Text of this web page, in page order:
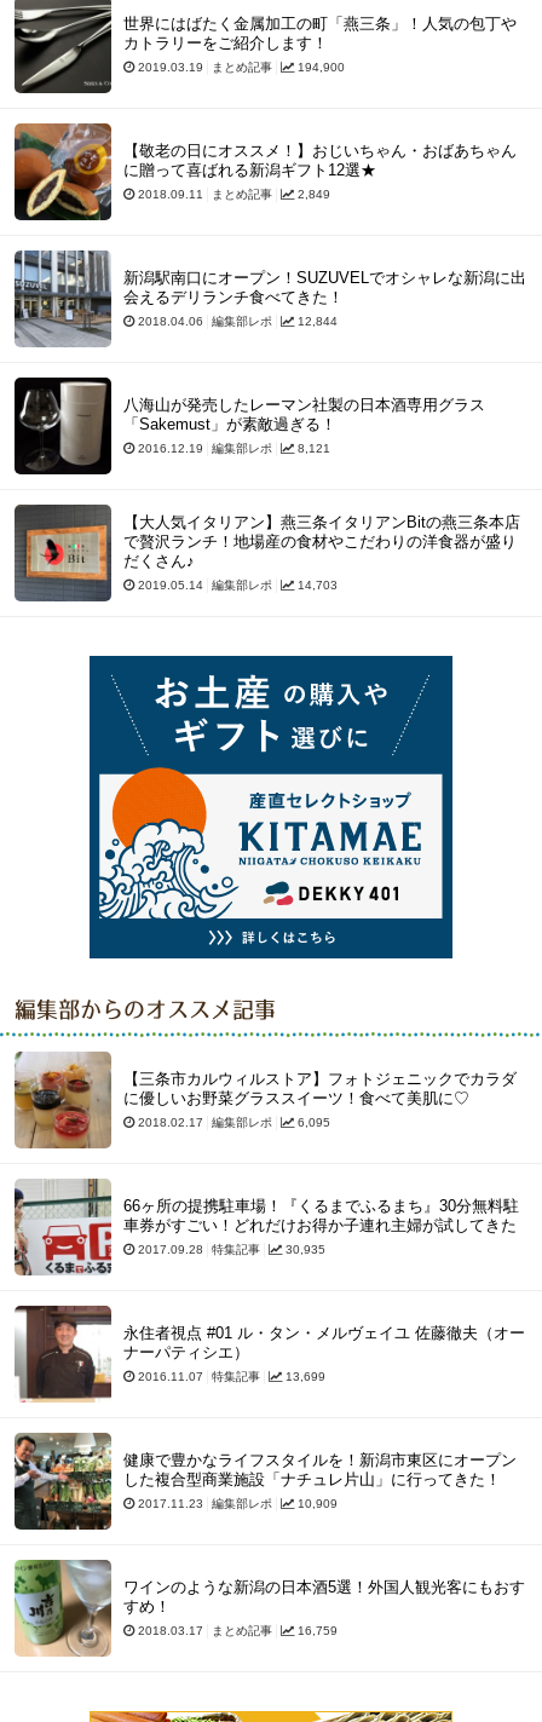
世界にはばたく金属加工の町「燕三条」！人気の包丁や
カトラリーをご紹介します！
2019.03.19 まとめ記事 194,900
【敬老の日にオススメ！】おじいちゃん・おばあちゃん
に贈って喜ばれる新潟ギフト12選★
2018.09.11 まとめ記事 2,849
新潟駅南口にオープン！SUZUVELでオシャレな新潟に出
会えるデリランチ食べてきた！
2018.04.06 編集部レポ 12,844
八海山が発売したレーマン社製の日本酒専用グラス
「Sakemust」が素敵過ぎる！
2016.12.19 編集部レポ 8,121
【大人気イタリアン】燕三条イタリアンBitの燕三条本店
で贅沢ランチ！地場産の食材やこだわりの洋食器が盛り
だくさん♪
2019.05.14 編集部レポ 14,703
編集部からのオススメ記事
【三条市カルウィルストア】フォトジェニックでカラダ
に優しいお野菜グラススイーツ！食べて美肌に♡
2018.02.17 編集部レポ 6,095
66ヶ所の提携駐車場！『くるまでふるまち』30分無料駐
車券がすごい！どれだけお得か子連れ主婦が試してきた
2017.09.28 特集記事 30,935
永住者視点 #01 ル・タン・メルヴェイユ 佐藤徹夫（オー
ナーパティシエ）
2016.11.07 特集記事 13,699
健康で豊かなライフスタイルを！新潟市東区にオープン
した複合型商業施設「ナチュレ片山」に行ってきた！
2017.11.23 編集部レポ 10,909
ワインのような新潟の日本酒5選！外国人観光客にもおす
すめ！
2018.03.17 まとめ記事 16,759